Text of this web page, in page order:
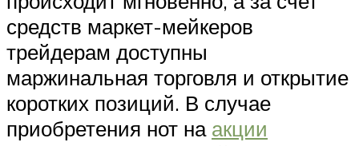
средств маркет-мейкеров
трейдерам доступны
маржинальная торговля и открытие
коротких позиций. В случае
приобретения нот на акции